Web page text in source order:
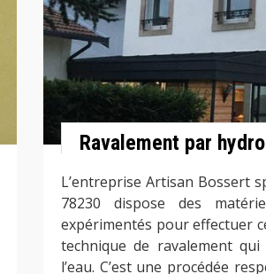
Ravalement par
L’entreprise Artisan Bossert
78230 dispose des
expérimentés pour effectuer
technique de ravalement
l’eau. C’est une procédée